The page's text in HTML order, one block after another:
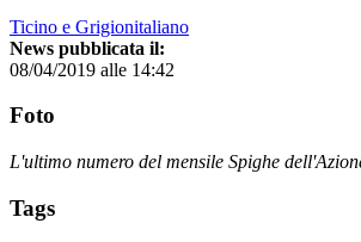
Ticino e Grigionitaliano
News pubblicata il:
08/04/2019 alle 14:42
Foto
L'ultimo numero del mensile Spighe
Tags